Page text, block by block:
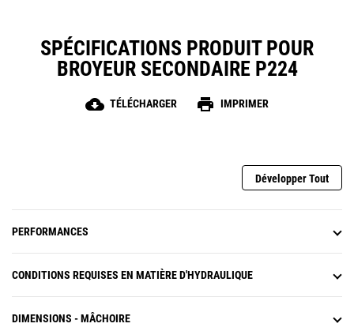
SPÉCIFICATIONS PRODUIT POUR
BROYEUR SECONDAIRE P224
cloud_download TÉLÉCHARGER print IMPRIMER
Développer Tout
PERFORMANCES
CONDITIONS REQUISES EN MATIÈRE D'HYDRAULIQUE
DIMENSIONS - MÂCHOIRE